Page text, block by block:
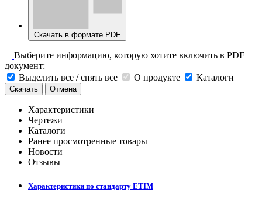
Скачать в формате PDF
Выберите информацию, которую хотите включить в PDF
документ:
Выделить все / снять все
О продукте Каталоги
Скачать Отмена
Характеристики
Чертежи
Каталоги
Ранее просмотренные товары
Новости
Отзывы
Характеристики по стандарту ETIM